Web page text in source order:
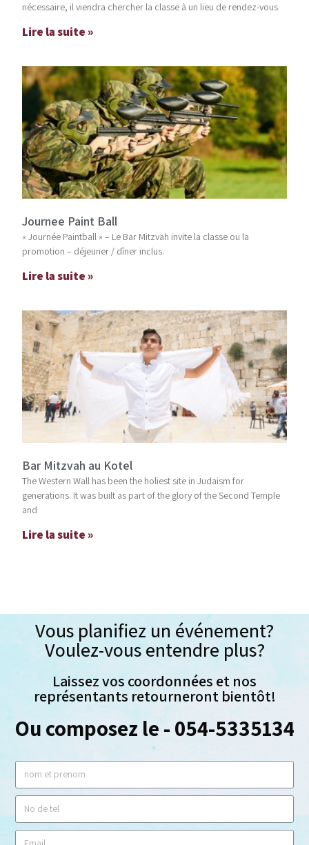
nécessaire, il viendra chercher la classe à un lieu de rendez-vous
Lire la suite »
Journee Paint Ball
« Journée Paintball » – Le Bar Mitzvah invite la classe ou la
promotion – déjeuner / dîner inclus.
Lire la suite »
Bar Mitzvah au Kotel
The Western Wall has been the holiest site in Judaism for
generations. It was built as part of the glory of the Second Temple
and
Lire la suite »
Vous planifiez un événement?
Voulez-vous entendre plus?
Laissez vos coordonnées et nos
représentants retourneront bientôt!
Ou composez le - 054-5335134